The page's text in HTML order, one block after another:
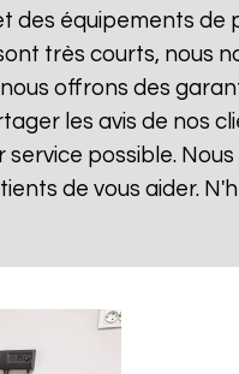
des équipements
très courts, nous
offrons des
les avis de nos
possible.
de vous aider.